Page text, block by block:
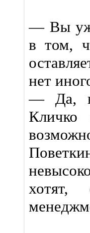
— Вы
в том,
нет
— Да,
хотят,